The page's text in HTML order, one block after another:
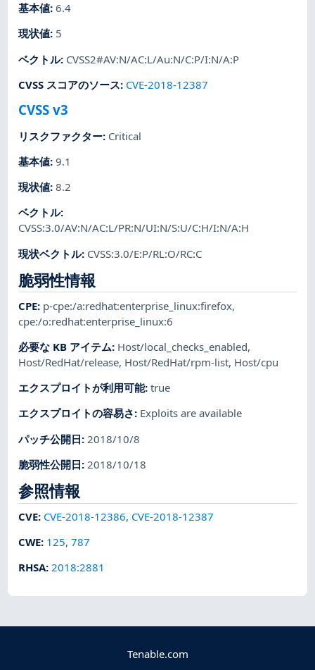
基本値:6.4
現状値: 5
ベクトル: CVSS2#AV:N/AC:L/Au:N/C:P/I:N/A:P
CVSS スコアのソース: CVE-2018-12387
CVSS v3
リスクファクター: Critical
基本値:9.1
現状値:8.2
ベクトル:
CVSS:3.0/AV:N/AC:L/PR:N/UI:N/S:U/C:H/I:N/A:H
現状ベクトル: CVSS:3.0/E:P/RL:O/RC:C
脆弱性情報
CPE: p-cpe:/a:redhat:enterprise_linux:firefox,
cpe:/o:redhat:enterprise_linux:6
必要な KB アイテム: Host/local_checks_enabled,
Host/RedHat/release, Host/RedHat/rpm-list, Host/cpu
エクスプロイトが利用可能:true
エクスプロイトの容易さ: Exploits are available
パッチ公開日: 2018/10/8
脆弱性公開日: 2018/10/18
参照情報
CVE: CVE-2018-12386, CVE-2018-12387
CWE: 125,787
RHSA:2018:2881
Tenable.com